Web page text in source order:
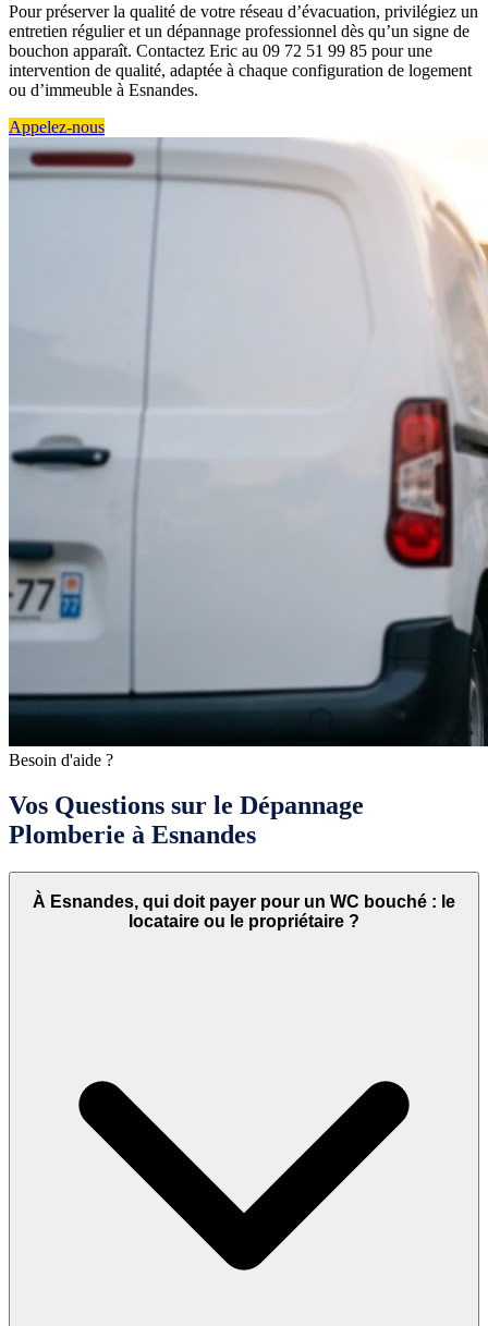
Pour préserver la qualité de votre réseau d’évacuation, privilégiez un
entretien régulier et un dépannage professionnel dès qu’un signe de
bouchon apparaît. Contactez Eric au 09 72 51 99 85 pour une
intervention de qualité, adaptée à chaque configuration de logement
ou d’immeuble à Esnandes.
Appelez-nous
Besoin d'aide ?
Vos Questions sur le Dépannage
Plomberie à Esnandes
À Esnandes, qui doit payer pour un WC bouché : le
locataire ou le propriétaire ?